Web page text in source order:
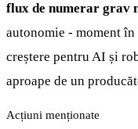
flux de numerar grav
autonomie - moment în
creștere pentru AI și
aproape de un
Acțiuni menționate